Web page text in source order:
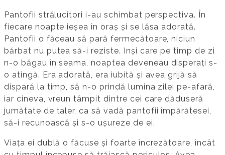
Pantofii strălucitori i-au schimbat perspectiva. În
fiecare noapte ieșea în oraș și se lăsa adorată.
Pantofii o făceau să pară fermecătoare, niciun
bărbat nu putea să-i reziste. Inși care pe timp de zi
n-o băgau în seama, noaptea deveneau disperați s-
o atingă. Era adorată, era iubită și avea grijă să
dispară la timp, să n-o prindă lumina zilei pe-afară,
iar cineva, vreun tâmpit dintre cei care dăduseră
jumătate de taler, ca să vadă pantofii împărătesei,
să-i recunoască și s-o ușureze de ei.
Viața ei dublă o făcuse și foarte încrezătoare, încât